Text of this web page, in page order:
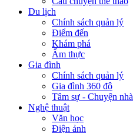
Du lịch
Chính sách quản lý
Điểm đến
Khám phá
Ẩm thực
Gia đình
Chính sách quản lý
Gia đình 360 độ
Tâm sự - Chuyện nhà
Nghệ thuật
Văn học
Điện ảnh